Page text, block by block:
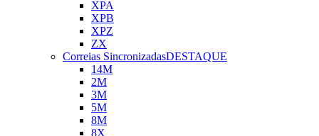
XPA
XPB
XPZ
ZX
Correias SincronizadasDESTAQUE
14M
2M
3M
5M
8M
8X